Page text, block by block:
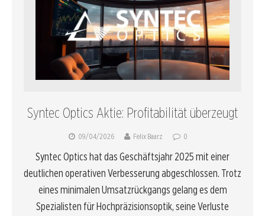
Syntec Optics Aktie: Profitabilität überzeugt
09/04/2026 Felix Baarz 0
Syntec Optics hat das Geschäftsjahr 2025 mit einer
deutlichen operativen Verbesserung abgeschlossen. Trotz
eines minimalen Umsatzrückgangs gelang es dem
Spezialisten für Hochpräzisionsoptik, seine Verluste